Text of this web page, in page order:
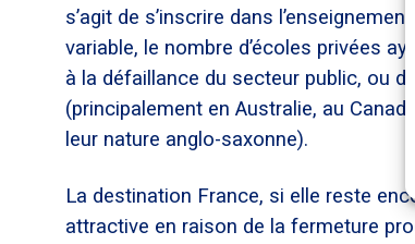
s’agit de s’inscrire dans
variable, le nombre d’écoles privées
à la défaillance du secteur public, ou
(principalement en Australie, au
leur nature anglo-saxonne).
La destination France, si elle reste
attractive en raison de la fermeture